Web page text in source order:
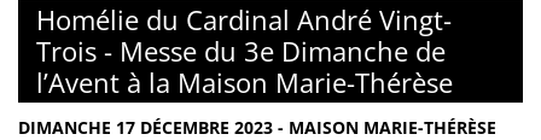
Homélie du Cardinal André Vingt-
Trois - Messe du 3e Dimanche de
l’Avent à la Maison Marie-Thérèse
DIMANCHE 17 DÉCEMBRE 2023 - MAISON MARIE-THÉRÈSE